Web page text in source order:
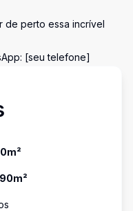
de perto essa incrível
[seu telefone]
m²
m²
s